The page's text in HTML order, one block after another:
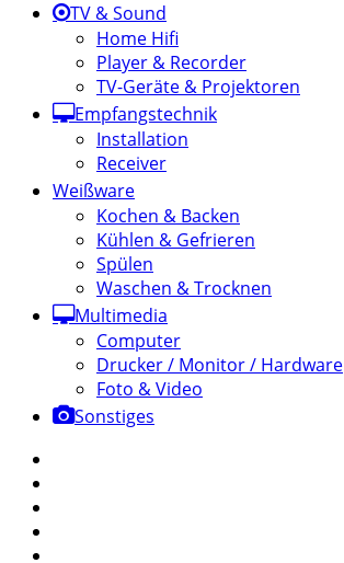
TV & Sound
Home Hifi
Player & Recorder
TV-Geräte & Projektoren
Empfangstechnik
Installation
Receiver
Weißware
Kochen & Backen
Kühlen & Gefrieren
Spülen
Waschen & Trocknen
Multimedia
Computer
Drucker / Monitor / Hardware
Foto & Video
Sonstiges